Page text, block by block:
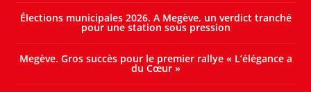
Élections municipales 2026. A Megève, un verdict tranché
pour une station sous pression
Megève. Gros succès pour le premier rallye « L’élégance a
du Cœur »